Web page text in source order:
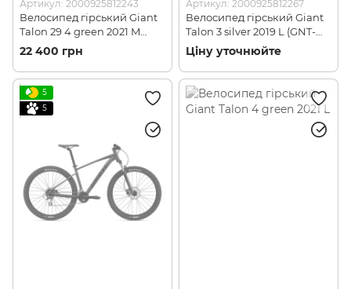
Артикул: 2000925812243
Велосипед гірський Giant
Talon 29 4 green 2021 M
(GNT-TALON-29-4-M-Green)
22 400 грн
Артикул: 2000925812267
Велосипед гірський Giant
Talon 3 silver 2019 L (GNT-
TALON-3-L-Silver)
Ціну уточнюйте
5
5